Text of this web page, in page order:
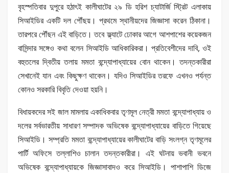
বৃহস্পতিবার দুপুরে হঠাৎই কালীঘাটের ২৯ ডি হরিশ চ্যাটার্জি স্ট্রিট এলাকায়
সিআইডির একটি দল পৌঁছয়। প্রথমে স্থানীয়দের জিজ্ঞাসা করেন ঠিকানা।
তারপরে পৌঁছন এই বাড়িতে। ‌তবে ফ্ল্যাটে ঢোকার আগে আশপাশের কয়েকজন
বাসিন্দার সঙ্গেও কথা বলেন সিআইডি আধিকারিকরা। প্রতিবেশীদের দাবি, ওই
বহুতলের দ্বিতীয় তলায় মমতা বন্দ্যোপাধ্যায়ের বোন থাকেন। তদন্তকারীরা
সেখানেই যান এবং কিছুক্ষণ থাকেন। যদিও সিআইডির তরফে এখনও পর্যন্ত
কোনও সরকারি বিবৃতি দেওয়া হয়নি।
বিধায়কদের সই জাল মামলায় একাধিকবার তৃণমূল নেত্রী মমতা বন্দ্যোপাধ্যায় ও
দলের সর্বভারতীয় সাধারণ সম্পাদক অভিষেক বন্দ্যোপাধ্যায়ের বাড়িতে গিয়েছে
সিআইডি। সম্প্রতি মমতা বন্দ্যোপাধ্যায়ের কালীঘাটের বাড়ি সংলগ্ন তৃণমূলের
পার্টি অফিসে তল্লাশিও চালান তদন্তকারীরা। এই ঘটনায় ভবানী ভবনে
অভিষেক বন্দ্যোপাধ্যায়কে জিজ্ঞাসাবাদও করে সিআইডি। পাশাপাশি ডিজে